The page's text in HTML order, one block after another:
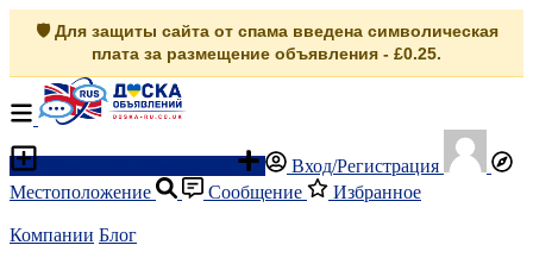
🛡️ Для защиты сайта от спама введена символическая
плата за размещение объявления - £0.25.
Вход/Регистрация
Местоположение
Сообщение Избранное
Компании Блог